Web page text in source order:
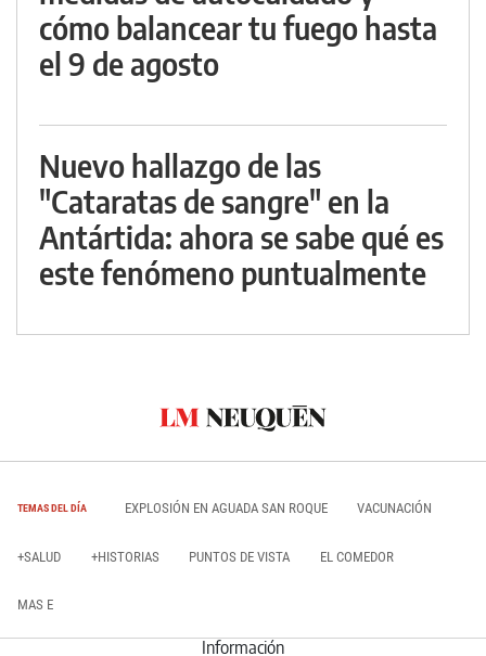
cómo balancear tu fuego hasta
el 9 de agosto
Nuevo hallazgo de las
"Cataratas de sangre" en la
Antártida: ahora se sabe qué es
este fenómeno puntualmente
TEMAS DEL DÍA EXPLOSIÓN EN AGUADA SAN ROQUE VACUNACIÓN
+SALUD +HISTORIAS PUNTOS DE VISTA EL COMEDOR
MAS E
Información